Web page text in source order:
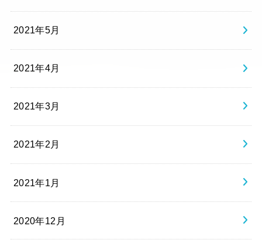
2021年5月
2021年4月
2021年3月
2021年2月
2021年1月
2020年12月